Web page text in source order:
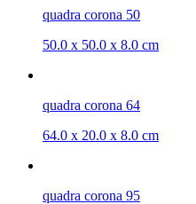
quadra corona 50
50.0 x 50.0 x 8.0 cm
quadra corona 64
64.0 x 20.0 x 8.0 cm
quadra corona 95